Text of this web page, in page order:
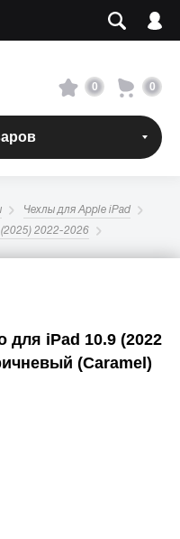
0 0
Чехлы для Apple iPad
2022-2026
для iPad 10.9 (2022
(Caramel)